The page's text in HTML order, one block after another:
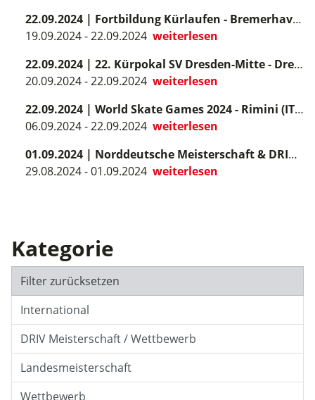
22.09.2024 |
Fortbildung Kürlaufen - Bremerhaven
19.09.2024 - 22.09.2024 weiterlesen
22.09.2024 |
22. Kürpokal SV Dresden-Mitte - Dresden
20.09.2024 - 22.09.2024 weiterlesen
22.09.2024 |
World Skate Games 2024 - Rimini (ITA)
06.09.2024 - 22.09.2024 weiterlesen
01.09.2024 |
Norddeutsche Meisterschaft & DRIV Ranglistenwettbewerb Kürlaufen - Bremerhaven
29.08.2024 - 01.09.2024 weiterlesen
Kategorie
Filter zurücksetzen
International
DRIV Meisterschaft / Wettbewerb
Landesmeisterschaft
Wettbewerb